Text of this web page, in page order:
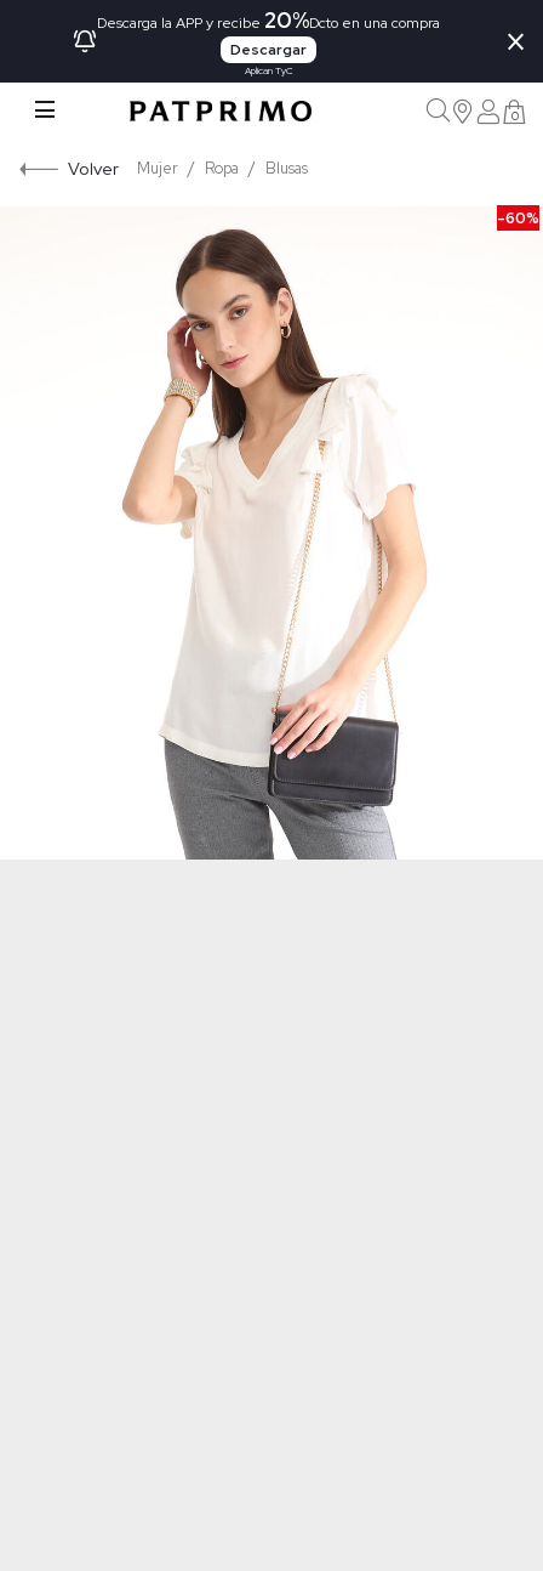
Descarga la APP y recibe 20%Dcto en una compra
Descargar
Aplican TyC
×
0
Volver Mujer Ropa Blusas
-60%